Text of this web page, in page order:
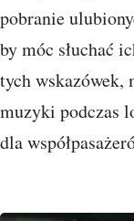
pobranie
by móc słuchać
tych wskazówek,
muzyki podczas
dla